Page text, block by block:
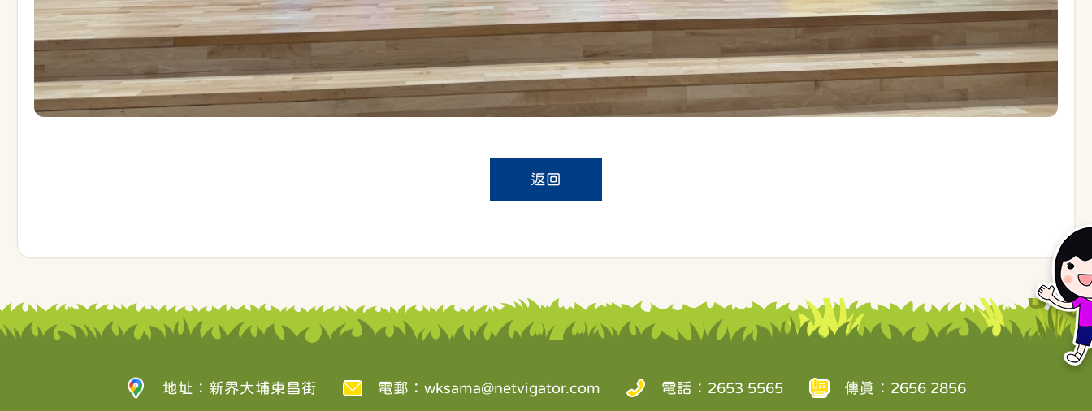
返回
地址：新界大埔東昌街 電郵： wksama@netvigator.com 電話：2653 5565 傳真：2656 2856